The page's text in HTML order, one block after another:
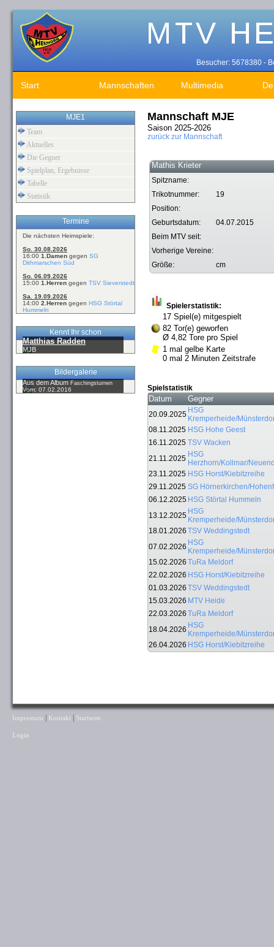
Besucher: 5678380 -
Start Mannschaften Multimedia
MJE1
Team
Aktuelles
Die Gegner
Spielplan, Ergebnisse
Tabelle
Statistik
Termine
Die nächsten Heimspiele:
So. 30.08.2026
16:00 1.Damen gegen SG
Dithmarschen Süd
So. 06.09.2026
15:00 1.Herren gegen TSV Sieverstedt
Sa. 19.09.2026
14:00 2.Herren gegen HSG Störtal
Hummeln
Kennt Ihr schon
Matthias Radden
MJB
Bildergalerie
Aus dem AlbumFaschingsturnen
Vom: 07.02.2016
Mannschaft MJE
Saison 2025-2026
zurück zur Mannschaft
Mathis Krieter
Spitzname:
Trikotnummer:
19
Position:
Geburtsdatum:
04.07.2015
Beim MTV seit:
Vorherige Vereine:
Größe:
cm
Spielerstatistik:
17 Spiel(e) mitgespielt
82 Tor(e) geworfen
Ø 4,82 Tore pro Spiel
1 mal gelbe Karte
0 mal 2 Minuten Zeitstrafe
Spielstatistik
Datum Gegner
20.09.2025 HSG
Kremperheide/
08.11.2025 HSG Hohe Geest
16.11.2025 TSV Wacken
21.11.2025 HSG
Herzhorn/Kollmar/
23.11.2025 HSG Horst/Kiebitzreihe
29.11.2025 SG Hörnerkirchen/
06.12.2025 HSG Störtal Hummeln
13.12.2025 HSG
Kremperheide/
18.01.2026 TSV Weddingstedt
07.02.2026 HSG
Kremperheide/
15.02.2026 TuRa Meldorf
22.02.2026 HSG Horst/Kiebitzreihe
01.03.2026 TSV Weddingstedt
15.03.2026 MTV Heide
22.03.2026 TuRa Meldorf
18.04.2026 HSG
Kremperheide/
26.04.2026 HSG Horst/Kiebitzreihe
Impressum Kontakt Startseite
Login